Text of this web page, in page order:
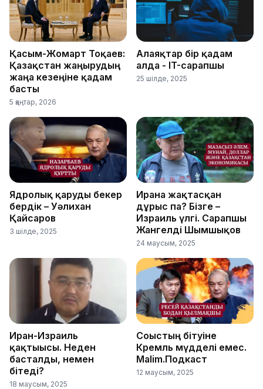
Қасым-Жомарт Тоқаев:
Қазақстан жаңғырудың
жаңа кезеңіне қадам
басты
5 қаңтар, 2026
Алаяқтар бір қадам
алда - IT-сарапшы
25 шілде, 2025
Ядролық қаруды бекер
бердік – Уәлихан
Қайсаров
3 шілде, 2025
Иранға жақтасқан
дұрыс па? Бізге –
Израиль үлгі. Сарапшы
Жангелді Шымшықов
24 маусым, 2025
Иран-Израиль
қақтығысы. Неден
басталды, немен
бітеді?
18 маусым, 2025
Соғыстың бітуіне
Кремль мүдделі емес.
Malim.Подкаст
12 маусым, 2025